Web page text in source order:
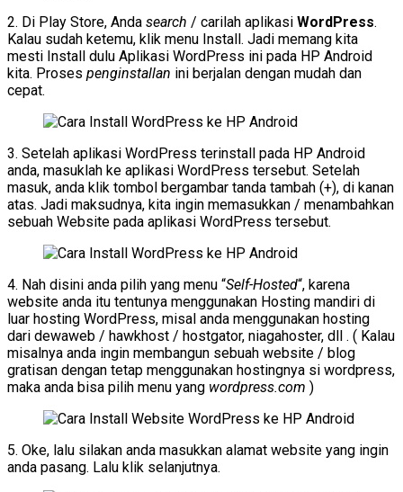
2. Di Play Store, Anda search / carilah aplikasi WordPress.
Kalau sudah ketemu, klik menu Install. Jadi memang kita
mesti Install dulu Aplikasi WordPress ini pada HP Android
kita. Proses penginstallan ini berjalan dengan mudah dan
cepat.
3. Setelah aplikasi WordPress terinstall pada HP Android
anda, masuklah ke aplikasi WordPress tersebut. Setelah
masuk, anda klik tombol bergambar tanda tambah (+), di kanan
atas. Jadi maksudnya, kita ingin memasukkan / menambahkan
sebuah Website pada aplikasi WordPress tersebut.
4. Nah disini anda pilih yang menu “Self-Hosted“, karena
website anda itu tentunya menggunakan Hosting mandiri di
luar hosting WordPress, misal anda menggunakan hosting
dari dewaweb / hawkhost / hostgator, niagahoster, dll . ( Kalau
misalnya anda ingin membangun sebuah website / blog
gratisan dengan tetap menggunakan hostingnya si wordpress,
maka anda bisa pilih menu yang wordpress.com )
5. Oke, lalu silakan anda masukkan alamat website yang ingin
anda pasang. Lalu klik selanjutnya.